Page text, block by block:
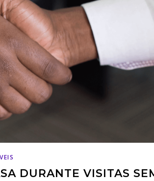
DURANTE VISITAS